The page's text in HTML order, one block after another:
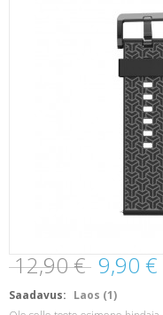
12,90 € 9,90 €
Saadavus: Laos (1)